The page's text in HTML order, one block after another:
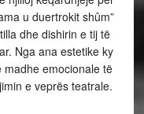
u duertrokit shûm”
dhe dishirin e tij të
Nga ana estetike ky
emocionale të
e veprës teatrale.